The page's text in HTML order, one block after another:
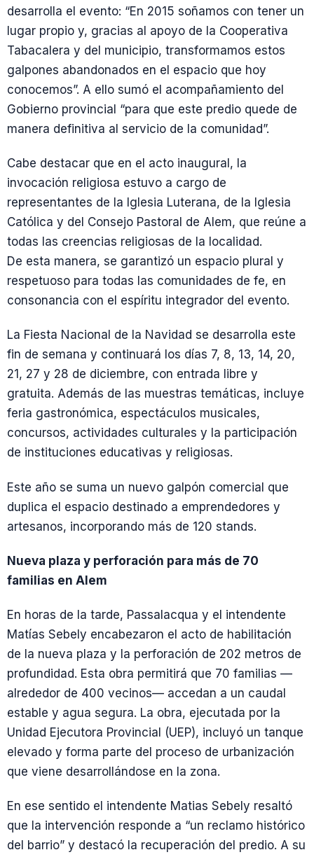
desarrolla el evento: “En 2015 soñamos con tener un
lugar propio y, gracias al apoyo de la Cooperativa
Tabacalera y del municipio, transformamos estos
galpones abandonados en el espacio que hoy
conocemos”. A ello sumó el acompañamiento del
Gobierno provincial “para que este predio quede de
manera definitiva al servicio de la comunidad”.
Cabe destacar que en el acto inaugural, la
invocación religiosa estuvo a cargo de
representantes de la Iglesia Luterana, de la Iglesia
Católica y del Consejo Pastoral de Alem, que reúne a
todas las creencias religiosas de la localidad.
De esta manera, se garantizó un espacio plural y
respetuoso para todas las comunidades de fe, en
consonancia con el espíritu integrador del evento.
La Fiesta Nacional de la Navidad se desarrolla este
fin de semana y continuará los días 7, 8, 13, 14, 20,
21, 27 y 28 de diciembre, con entrada libre y
gratuita. Además de las muestras temáticas, incluye
feria gastronómica, espectáculos musicales,
concursos, actividades culturales y la participación
de instituciones educativas y religiosas.
Este año se suma un nuevo galpón comercial que
duplica el espacio destinado a emprendedores y
artesanos, incorporando más de 120 stands.
Nueva plaza y perforación para más de 70
familias en Alem
En horas de la tarde, Passalacqua y el intendente
Matías Sebely encabezaron el acto de habilitación
de la nueva plaza y la perforación de 202 metros de
profundidad. Esta obra permitirá que 70 familias —
alrededor de 400 vecinos— accedan a un caudal
estable y agua segura. La obra, ejecutada por la
Unidad Ejecutora Provincial (UEP), incluyó un tanque
elevado y forma parte del proceso de urbanización
que viene desarrollándose en la zona.
En ese sentido el intendente Matias Sebely resaltó
que la intervención responde a “un reclamo histórico
del barrio” y destacó la recuperación del predio. A su